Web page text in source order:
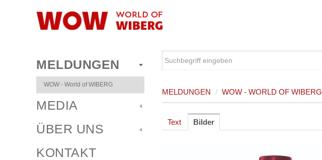
MELDUNGEN
WOW - World of WIBERG
MEDIA
ÜBER UNS
KONTAKT
MELDUNGEN / WOW - WORLD OF WIBERG
Text Bilder